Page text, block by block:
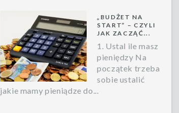
„BUDŻET NA
START” – CZYLI
JAK ZACZĄĆ...
1. Ustal ile masz
pieniędzy Na
początek trzeba
sobie ustalić
jakie mamy pieniądze do...